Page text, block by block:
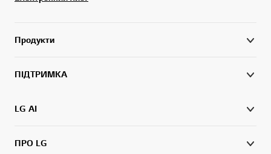
Продукти
ПІДТРИМКА
LG AI
ПРО LG